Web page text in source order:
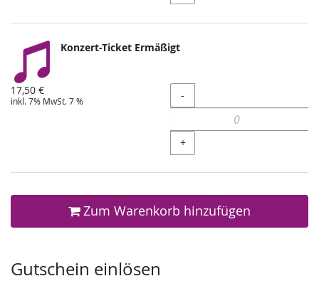
Konzert-Ticket Ermäßigt
17,50 €
inkl. 7% MwSt. 7 % Menge
-
+
Zum Warenkorb hinzufügen
Gutschein einlösen